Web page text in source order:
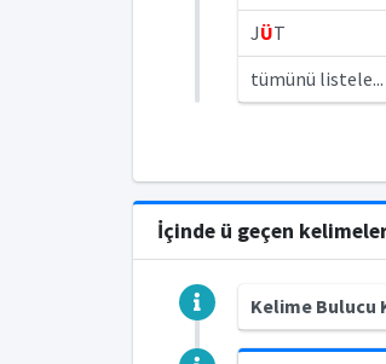
JÜT
tümünü listele...
İçinde ü geçen
Kelime Bulucu